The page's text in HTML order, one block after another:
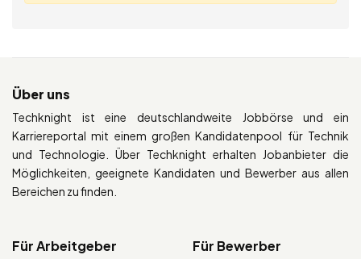
Über uns
Techknight ist eine deutschlandweite Jobbörse und ein
Karriereportal mit einem großen Kandidatenpool für Technik
und Technologie. Über Techknight erhalten Jobanbieter die
Möglichkeiten, geeignete Kandidaten und Bewerber aus allen
Bereichen zu finden.
Für Arbeitgeber Für Bewerber